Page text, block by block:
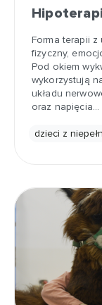
Forma terapii z
fizyczny,
Pod okiem
wykorzystują
układu
oraz napięcia…
dzieci z